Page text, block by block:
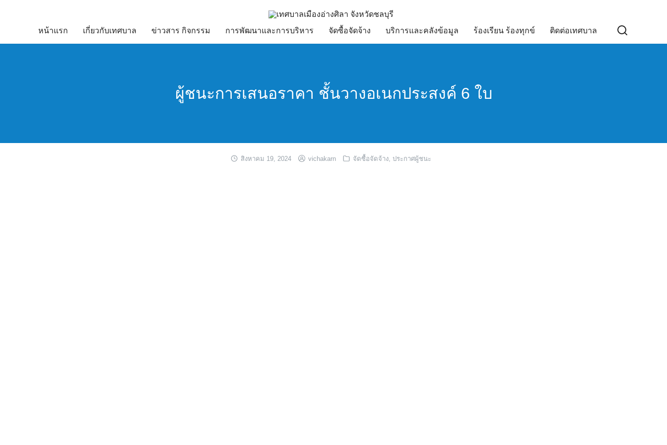
หน้าแรก เกี่ยวกับเทศบาล ข่าวสาร กิจกรรม การพัฒนาและการบริหาร จัดซื้อจัดจ้าง บริการและคลังข้อมูล ร้องเรียน ร้องทุกข์ ติดต่อเทศบาล
ผู้ชนะการเสนอราคา ชั้นวางอเนกประสงค์ 6 ใบ
สิงหาคม 19, 2024 vichakarn จัดซื้อจัดจ้าง, ประกาศผู้ชนะ